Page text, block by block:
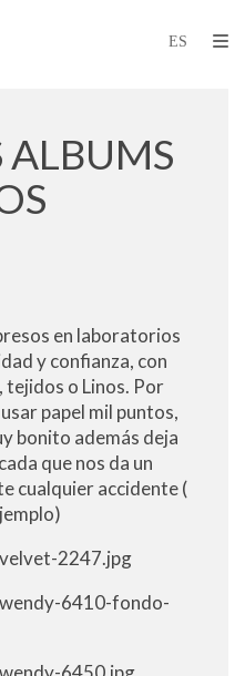
ALBUMS
en laboratorios
y confianza, con
tejidos o Linos. Por
papel mil puntos,
bonito además deja
que nos da un
cualquier accidente (